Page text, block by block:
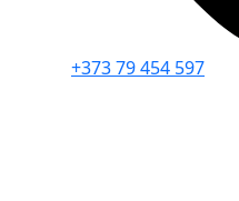
+373 79 454 597